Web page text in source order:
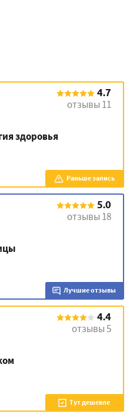
4.7
отзывы 11
здоровья
Раньше запись
5.0
отзывы 18
Лучшие отзывы
4.4
отзывы 5
Тут дешевле